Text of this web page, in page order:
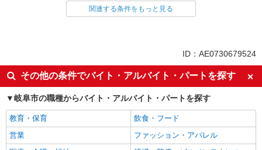
英語が活かせる
ボーナス・賞与あり
日払い
車通勤OK
交通費支給
社会保険あり
社員登用あり
関連する条件をもっと見る
ID：AE0730679524
その他の条件でバイト・アルバイト・パートを探す
岐阜市の職種からバイト・アルバイト・パートを探す
教育・保育
飲食・フード
営業
ファッション・アパレル